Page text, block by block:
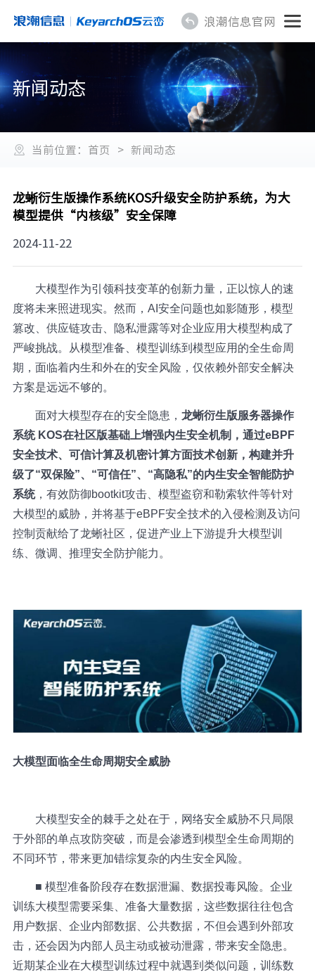
浪潮信息官网
新闻动态
当前位置： 首页 > 新闻动态
龙蜥衍生版操作系统KOS升级安全防护系统，为大
模型提供“内核级”安全保障
2024-11-22
大模型作为引领科技变革的创新力量，正以惊人的速
度将未来照进现实。然而，AI安全问题也如影随形，模型
篡改、 供应链攻击、隐私泄露等对企业应用大模型构成了
严峻挑战。从模型准备、模型训练到模型应用的全生命周
期，面临着内生和外在的安全风险，仅依赖外部安全解决
方案是远远不够的。
面对大模型存在的安全隐患， 龙蜥衍生版服务器操作
系统 KOS在社区版基础上增强内生安全机制，通过eBPF
安全技术、可信计算及机密计算方面技术创新，构建并升
级了“双保险”、“可信任”、“高隐私”的内生安全智能防护
系统，有效防御bootkit攻击、模型盗窃和勒索软件等针对
大模型的威胁，并将基于eBPF安全技术的入侵检测及访问
控制贡献给了龙蜥社区，促进产业上下游提升大模型训
练、微调、推理安全防护能力。
大模型面临全生命周期安全威胁
大模型安全的棘手之处在于，网络安全威胁不只局限
于外部的单点攻防突破，而是会渗透到模型全生命周期的
不同环节，带来更加错综复杂的内生安全风险。
■ 模型准备阶段存在数据泄漏、数据投毒风险。企业
训练大模型需要采集、准备大量数据，这些数据往往包含
用户数据、企业内部数据、公共数据，不但会遇到外部攻
击，还会因为内部人员主动或被动泄露，带来安全隐患。
近期某企业在大模型训练过程中就遇到类似问题，训练数